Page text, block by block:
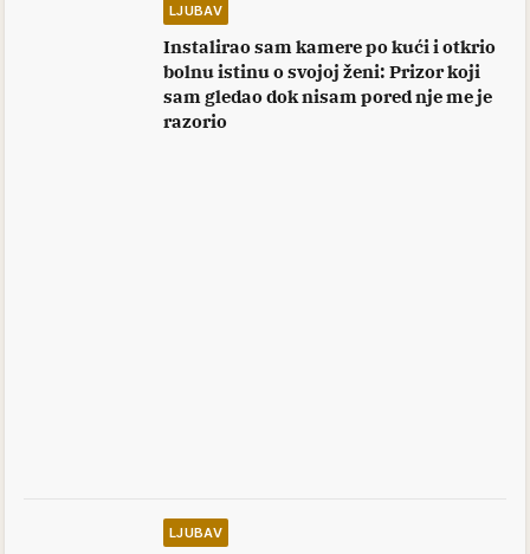
LJUBAV
Instalirao sam kamere po kući i otkrio
bolnu istinu o svojoj ženi: Prizor koji
sam gledao dok nisam pored nje me je
razorio
LJUBAV